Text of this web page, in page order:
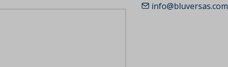
info@bluversas.com